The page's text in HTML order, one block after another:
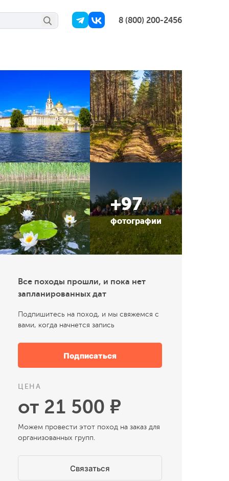
8 (800) 200-2456
+97
фотографии
Все походы прошли, и пока нет
запланированных дат
Подпишитесь на поход, и мы свяжемся с
вами, когда начнется запись
Подписаться
ЦЕНА
от 21 500 ₽
Можем провести этот поход на заказ для
организованных групп.
Связаться